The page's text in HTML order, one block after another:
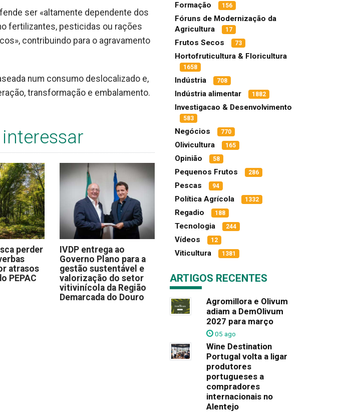
ser «altamente dependente dos
fertilizantes, pesticidas ou rações
contribuindo para o agravamento
num consumo deslocalizado e,
transformação e embalamento.
perder
atrasos
PEPAC
IVDP entrega ao
Governo Plano para a
gestão sustentável e
valorização do setor
vitivinícola da Região
Demarcada do Douro
Formação 156
Fóruns de Modernização da
Agricultura
17
Frutos Secos 73
Hortofruticultura & Floricultura
1658
Indústria 708
Indústria alimentar 1882
Investigacao & Desenvolvimento
583
Negócios 770
Olivicultura 165
Opinião 58
Pequenos Frutos 286
Pescas 94
Política Agrícola 1332
Regadio 188
Tecnologia 244
Vídeos 12
Viticultura 1381
ARTIGOS RECENTES
Agromillora e Olivum
adiam a DemOlivum
2027 para março
05 ago
Wine Destination
Portugal volta a ligar
produtores
portugueses a
compradores
internacionais no
Alentejo